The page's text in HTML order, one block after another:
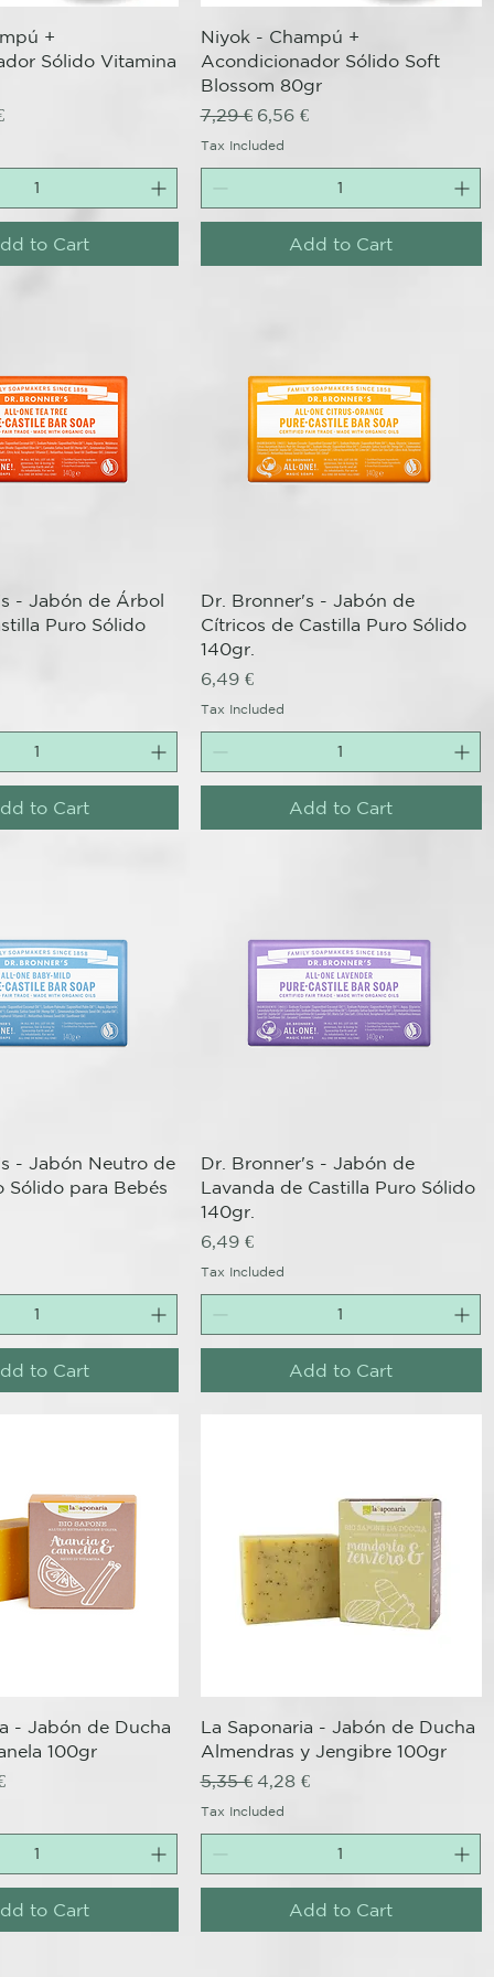
View
+
Sólido Vitamina
to Cart
Quick View
Niyok - Champú +
Acondicionador Sólido Soft
Blossom 80gr
Regular Price
7,29 € Sale Price
6,56 €
Tax Included
Add to Cart
View
- Jabón de Árbol
Puro Sólido
to Cart
Quick View
Dr. Bronner's - Jabón de
Cítricos de Castilla Puro Sólido
140gr.
Price
6,49 €
Tax Included
Add to Cart
View
- Jabón Neutro de
Sólido para Bebés
to Cart
Quick View
Dr. Bronner's - Jabón de
Lavanda de Castilla Puro Sólido
140gr.
Price
6,49 €
Tax Included
Add to Cart
View
- Jabón de Ducha
100gr
to Cart
Quick View
La Saponaria - Jabón de Ducha
Almendras y Jengibre 100gr
Regular Price
5,35 € Sale Price
4,28 €
Tax Included
Add to Cart